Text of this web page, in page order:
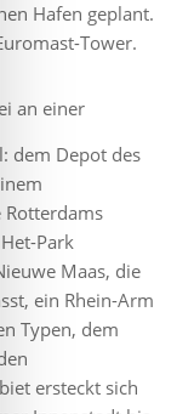
Hafen geplant.
Tower.
an einer
dem Depot des
Rotterdams
Park
Maas, die
ein Rhein-Arm
Typen, dem
ersteckt sich